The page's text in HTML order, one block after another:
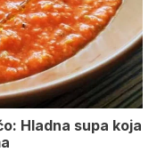
Hladna supa koja